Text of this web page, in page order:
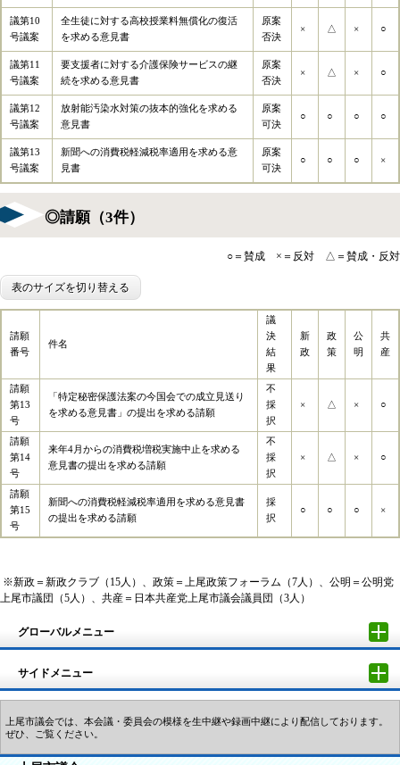
議第10
号議案
全生徒に対する高校授業料無償化の復活
を求める意見書
原案
否決
× △ × ○
議第11
号議案
要支援者に対する介護保険サービスの継
続を求める意見書
原案
否決
× △ × ○
議第12
号議案
放射能汚染水対策の抜本的強化を求める
意見書
原案
可決
○ ○ ○ ○
議第13
号議案
新聞への消費税軽減税率適用を求める意
見書
原案
可決
○ ○ ○ ×
◎請願（3件）
○＝賛成 ×＝反対 △＝賛成・反対
表のサイズを切り替える
請願
番号
件名
議
決
結
果
新
政
政
策
公
明
共
産
請願
第13
号
「特定秘密保護法案の今国会での成立見送り
を求める意見書」の提出を求める請願
不
採
択
× △ × ○
請願
第14
号
来年4月からの消費税増税実施中止を求める
意見書の提出を求める請願
不
採
択
× △ × ○
請願
第15
号
新聞への消費税軽減税率適用を求める意見書
の提出を求める請願
採
択
○ ○ ○ ×
※新政＝新政クラブ（15人）、政策＝上尾政策フォーラム（7人）、公明＝公明党
上尾市議団（5人）、共産＝日本共産党上尾市議会議員団（3人）
グローバルメニュー
サイドメニュー
上尾市議会では、本会議・委員会の模様を生中継や録画中継により配信しております。
ぜひ、ご覧ください。